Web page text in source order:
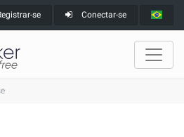
se Conectar-se